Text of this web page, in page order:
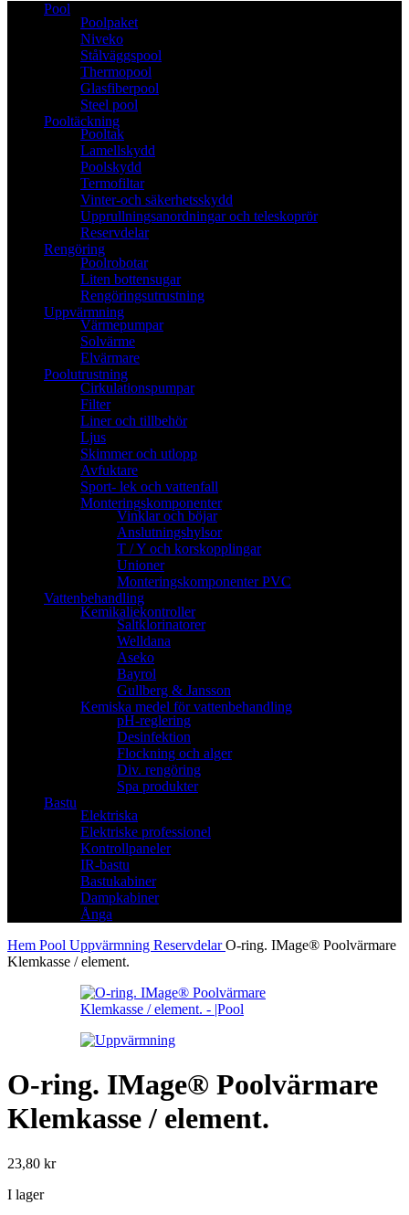
Pool
Poolpaket
Niveko
Stålväggspool
Thermopool
Glasfiberpool
Steel pool
Pooltäckning
Pooltak
Lamellskydd
Poolskydd
Termofiltar
Vinter-och säkerhetsskydd
Upprullningsanordningar och teleskoprör
Reservdelar
Rengöring
Poolrobotar
Liten bottensugar
Rengöringsutrustning
Uppvärmning
Värmepumpar
Solvärme
Elvärmare
Poolutrustning
Cirkulationspumpar
Filter
Liner och tillbehör
Ljus
Skimmer och utlopp
Avfuktare
Sport- lek och vattenfall
Monteringskomponenter
Vinklar och böjar
Anslutningshylsor
T / Y och korskopplingar
Unioner
Monteringskomponenter PVC
Vattenbehandling
Kemikaliekontroller
Saltklorinatorer
Welldana
Aseko
Bayrol
Gullberg & Jansson
Kemiska medel för vattenbehandling
pH-reglering
Desinfektion
Flockning och alger
Div. rengöring
Spa produkter
Bastu
Elektriska
Elektriske professionel
Kontrollpaneler
IR-bastu
Bastukabiner
Dampkabiner
Ånga
Hem Pool Uppvärmning ReservdelarO-ring. IMage® Poolvärmare
Klemkasse / element.
O-ring. IMage® Poolvärmare
Klemkasse / element.
23,80 kr
I lager